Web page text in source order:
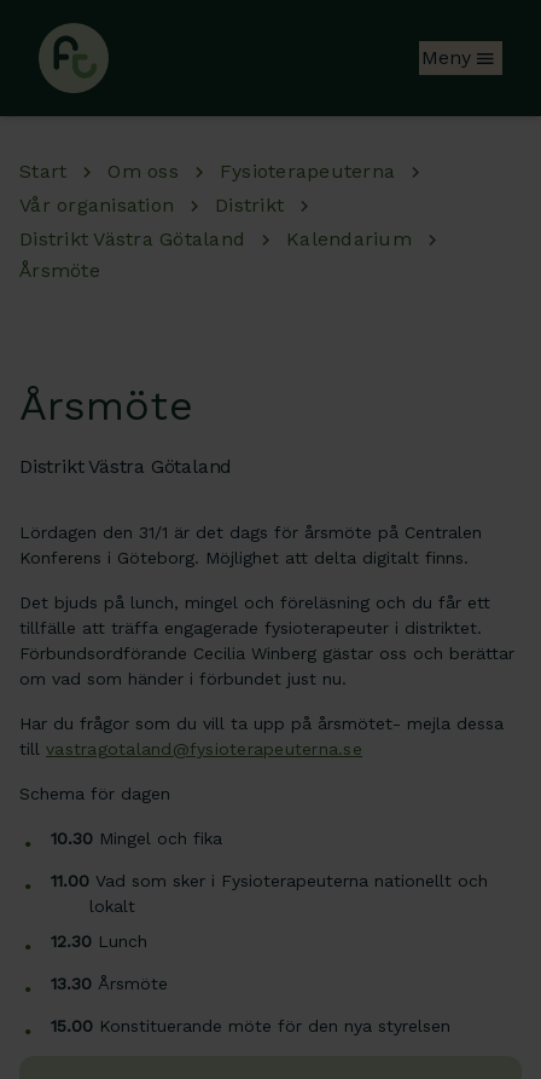
Meny
Start Om oss
Fysioterapeuterna
Vår organisation
Distrikt
Distrikt Västra Götaland
Kalendarium
Årsmöte
Årsmöte
Distrikt Västra Götaland
Lördagen den 31/1 är det dags för årsmöte på Centralen
Konferens i Göteborg. Möjlighet att delta digitalt finns.
Det bjuds på lunch, mingel och föreläsning och du får ett
tillfälle att träffa engagerade fysioterapeuter i distriktet.
Förbundsordförande Cecilia Winberg gästar oss och berättar
om vad som händer i förbundet just nu.
Har du frågor som du vill ta upp på årsmötet- mejla dessa
till vastragotaland@fysioterapeuterna.se
Schema för dagen
10.30 Mingel och fika
11.00 Vad som sker i Fysioterapeuterna nationellt och
lokalt
12.30 Lunch
13.30 Årsmöte
15.00 Konstituerande möte för den nya styrelsen